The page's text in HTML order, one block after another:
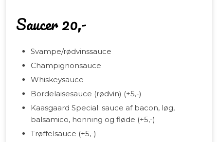
Saucer 20,-
Svampe/rødvinssauce
Champignonsauce
Whiskeysauce
Bordelaisesauce (rødvin) (+5,-)
Kaasgaard Special: sauce af bacon, løg,
balsamico, honning og fløde (+5,-)
Trøffelsauce (+5,-)